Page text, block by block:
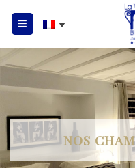
NOS